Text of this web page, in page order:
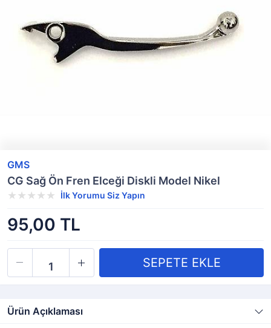
GMS
CG Sağ Ön Fren Elceği Diskli Model Nikel
İlk Yorumu Siz Yapın
95,00 TL
Ürün Açıklaması